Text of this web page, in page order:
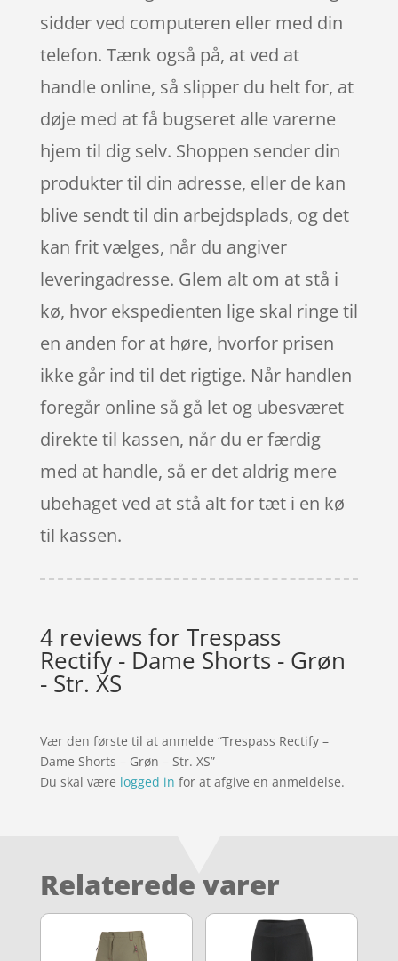
sidder ved computeren eller med din
telefon. Tænk også på, at ved at
handle online, så slipper du helt for, at
døje med at få bugseret alle varerne
hjem til dig selv. Shoppen sender din
produkter til din adresse, eller de kan
blive sendt til din arbejdsplads, og det
kan frit vælges, når du angiver
leveringadresse. Glem alt om at stå i
kø, hvor ekspedienten lige skal ringe til
en anden for at høre, hvorfor prisen
ikke går ind til det rigtige. Når handlen
foregår online så gå let og ubesværet
direkte til kassen, når du er færdig
med at handle, så er det aldrig mere
ubehaget ved at stå alt for tæt i en kø
til kassen.
4 reviews forTrespass
Rectify - Dame Shorts - Grøn
- Str. XS
Vær den første til at anmelde “Trespass Rectify –
Dame Shorts – Grøn – Str. XS”
Du skal være logged in for at afgive en anmeldelse.
Relaterede varer